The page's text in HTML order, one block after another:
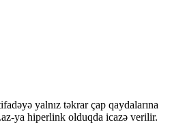
yalnız təkrar çap qaydalarına
ya hiperlink olduqda icazə verilir.